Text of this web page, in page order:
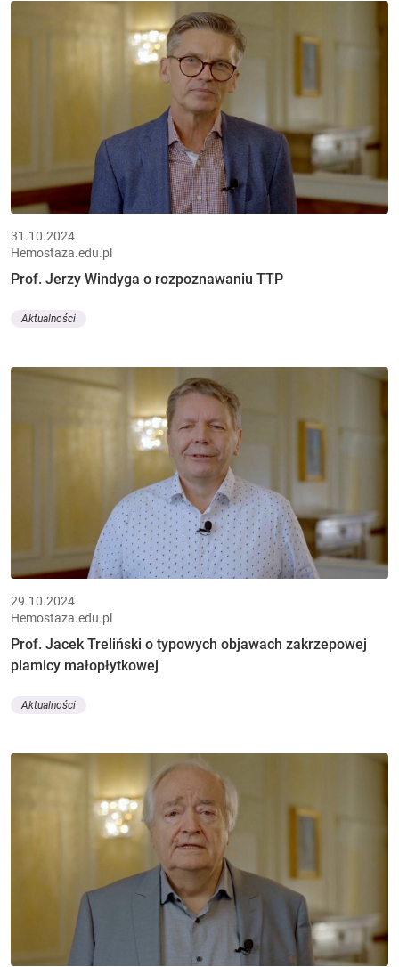
31.10.2024
Hemostaza.edu.pl
Prof. Jerzy Windyga o rozpoznawaniu TTP
Aktualności
29.10.2024
Hemostaza.edu.pl
Prof. Jacek Treliński o typowych objawach zakrzepowej
plamicy małopłytkowej
Aktualności